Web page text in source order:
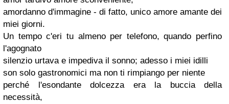
amordanno d'immagine - di fatto, unico amore amante dei
miei giorni.
Un tempo c'eri tu almeno per telefono, quando perfino
l'agognato
silenzio urtava e impediva il sonno; adesso i miei idilli
son solo gastronomici ma non ti rimpiango per niente
perché l'esondantedolcezza era la buccia della
necessità,